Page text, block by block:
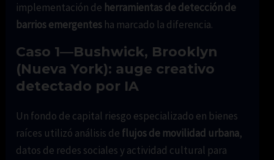
implementación de herramientas de detección de
barrios emergentes ha marcado la diferencia.
Caso 1—Bushwick, Brooklyn
(Nueva York): auge creativo
detectado por IA
Un fondo de capital riesgo especializado en bienes
raíces utilizó análisis de flujos de movilidad urbana,
datos de redes sociales y actividad cultural para